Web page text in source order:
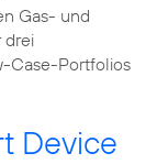
Gas- und
drei
Case-Portfolios
Device